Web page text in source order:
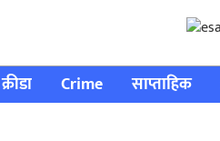
क्रीडा Crime साप्ताहिक